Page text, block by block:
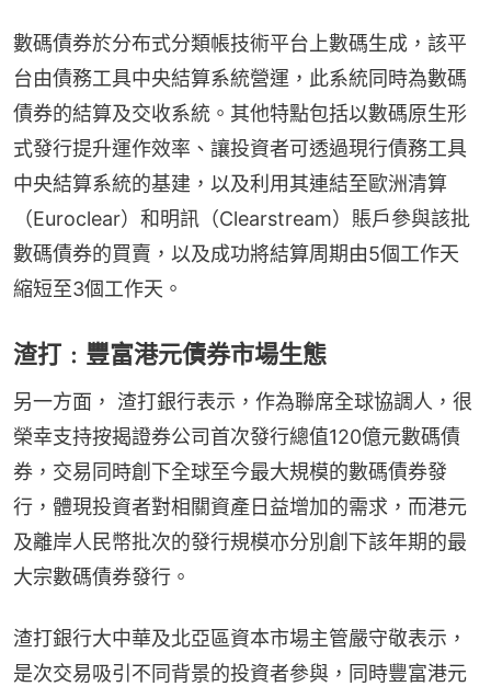
數碼債券於分布式分類帳技術平台上數碼生成，該平
台由債務工具中央結算系統營運，此系統同時為數碼
債券的結算及交收系統。其他特點包括以數碼原生形
式發行提升運作效率、讓投資者可透過現行債務工具
中央結算系統的基建，以及利用其連結至歐洲清算
（Euroclear）和明訊（Clearstream）賬戶參與該批
數碼債券的買賣，以及成功將結算周期由5個工作天
縮短至3個工作天。
渣打﹕豐富港元債券市場生態
另一方面， 渣打銀行表示，作為聯席全球協調人，很
榮幸支持按揭證券公司首次發行總值120億元數碼債
券，交易同時創下全球至今最大規模的數碼債券發
行，體現投資者對相關資產日益增加的需求，而港元
及離岸人民幣批次的發行規模亦分別創下該年期的最
大宗數碼債券發行。
渣打銀行大中華及北亞區資本市場主管嚴守敬表示，
是次交易吸引不同背景的投資者參與，同時豐富港元